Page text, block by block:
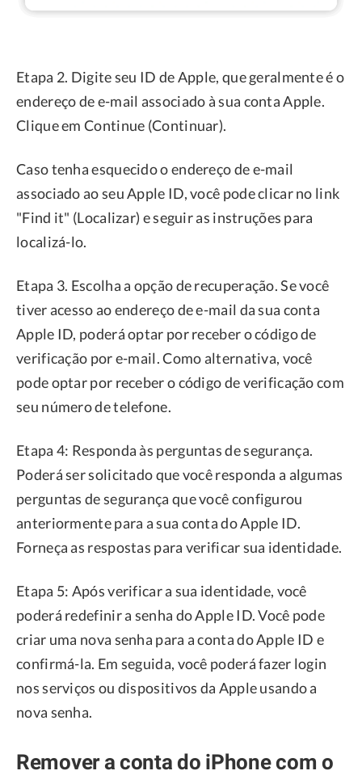
Etapa 2. Digite seu ID de Apple, que geralmente é o
endereço de e-mail associado à sua conta Apple.
Clique em Continue (Continuar).
Caso tenha esquecido o endereço de e-mail
associado ao seu Apple ID, você pode clicar no link
"Find it" (Localizar) e seguir as instruções para
localizá-lo.
Etapa 3. Escolha a opção de recuperação. Se você
tiver acesso ao endereço de e-mail da sua conta
Apple ID, poderá optar por receber o código de
verificação por e-mail. Como alternativa, você
pode optar por receber o código de verificação com
seu número de telefone.
Etapa 4: Responda às perguntas de segurança.
Poderá ser solicitado que você responda a algumas
perguntas de segurança que você configurou
anteriormente para a sua conta do Apple ID.
Forneça as respostas para verificar sua identidade.
Etapa 5: Após verificar a sua identidade, você
poderá redefinir a senha do Apple ID. Você pode
criar uma nova senha para a conta do Apple ID e
confirmá-la. Em seguida, você poderá fazer login
nos serviços ou dispositivos da Apple usando a
nova senha.
Remover a conta do iPhone com o